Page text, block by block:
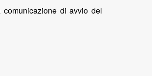
di avvio del